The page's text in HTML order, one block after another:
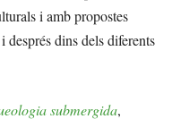
i amb propostes
després dins dels diferents
submergida,